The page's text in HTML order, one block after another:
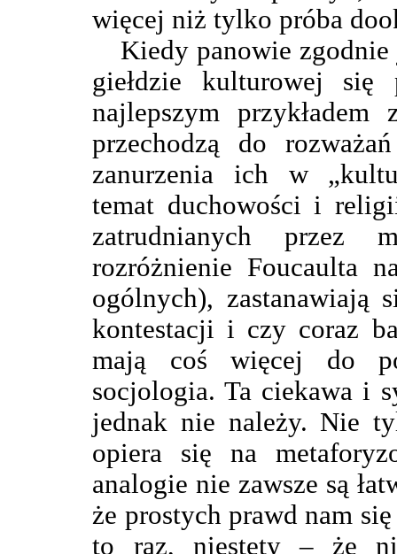
więcej niż tylko próba
Kiedy panowie
giełdzie kulturowej się
najlepszym przykładem
przechodzą do
zanurzenia ich w
temat duchowości i
zatrudnianych przez
rozróżnienie Foucaulta
ogólnych), zastanawiają
kontestacji i czy coraz
mają coś więcej do
socjologia. Ta ciekawa i
jednak nie należy. Nie
opiera się na
analogie nie zawsze są
że prostych prawd nam
to raz, niestety – że